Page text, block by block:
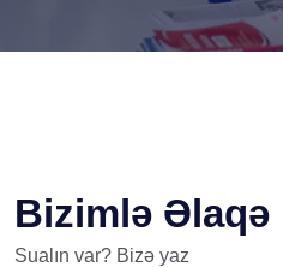
Bizimlə Əlaqə
Sualın var? Bizə yaz